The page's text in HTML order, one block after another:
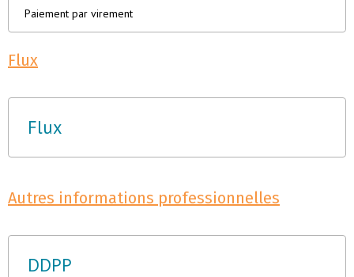
Paiement par virement
Flux
Flux
Autres informations professionnelles
DDPP